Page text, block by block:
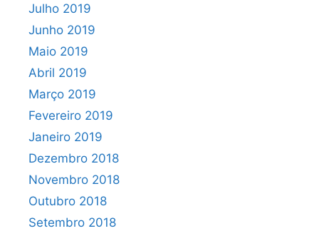
Julho 2019
Junho 2019
Maio 2019
Abril 2019
Março 2019
Fevereiro 2019
Janeiro 2019
Dezembro 2018
Novembro 2018
Outubro 2018
Setembro 2018